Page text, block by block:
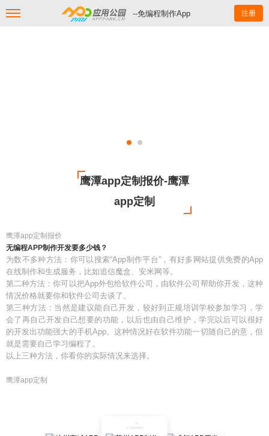
--免编程制作App 注册
鹰潭app定制报价-鹰潭
app定制
鹰潭app定制报价
无编程APP制作开发要多少钱？
为数不多种方法：你可以搜索“App制作平台”，有好多网站提供免费的App
在线制作和生成服务，比如追信魔盒、安米网等。
第二种方法：你可以把App外包给软件公司，由软件公司帮助你开发，这种
情况价格就要你和软件公司去谈了。
第三种方法：当然是建议能自己开发，较好到正规培训学校参加学习，学
会了再自己开发自己想要的功能，以后也由自己维护，学完以后可以很好
的开发出功能强大的手机App。这种情况好在软件功能一切随自己的意，但
就是需要自己学习编程了。
以上三种方法，你看你的实际情况来选择。
鹰潭app定制